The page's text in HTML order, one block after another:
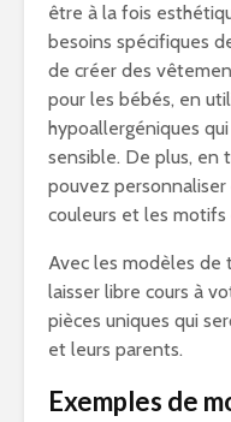
être à la fois
besoins spécifiques
de créer des
pour les bébés, en
hypoallergéniques
sensible. De plus, en
pouvez personnaliser
couleurs et les motifs
Avec les modèles de
laisser libre cours à
pièces uniques qui
et leurs parents.
Exemples de